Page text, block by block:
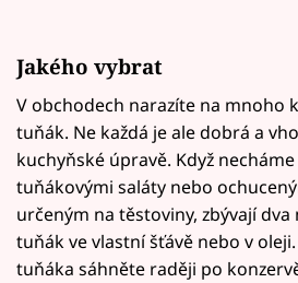
Jakého vybrat
V obchodech narazíte na mnoho
tuňák. Ne každá je ale dobrá a
kuchyňské úpravě. Když
tuňákovými saláty nebo
určeným na těstoviny, zbývají dva
tuňák ve vlastní šťávě nebo v
tuňáka sáhněte raději po